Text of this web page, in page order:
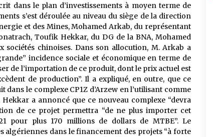
dans le plan d’investissements à moyen terme de
s’est déroulée au niveau du siège de la direction
et des Mines, Mohamed Arkab, du représentant
Toufik Hekkar, du DG de la BNA, Mohamed
sociétés chinoises. Dans son allocution, M. Arkab a
incidence sociale et économique en terme de
de l’importation de ce produit, dont le prix actuel est
de production”. Il a expliqué, en outre, que ce
le complexe CP1Z d’Arzew en l’utilisant comme
a annoncé que ce nouveau complexe “devra
de ce projet permettra “de ne plus importer cet
pour plus 170 millions de dollars de MTBE”. Le
algériennes dans le financement des projets “à forte